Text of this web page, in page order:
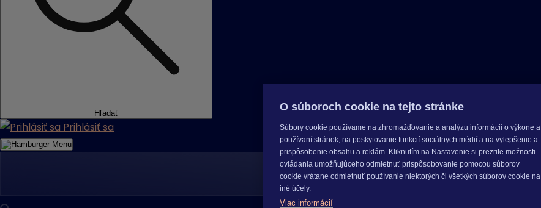
Hľadať
Prihlásiť sa
Menu
O súboroch cookie na tejto stránke
Súbory cookie používame na zhromažďovanie a analýzu informácií o výkone a
používaní stránok, na poskytovanie funkcií sociálnych médií a na vylepšenie a
prispôsobenie obsahu a reklám. Kliknutím na Nastavenie si prezrite možnosti
ovládania umožňujúceho odmietnuť prispôsobovanie pomocou súborov
cookie vrátane odmietnuť používanie niektorých či všetkých súborov cookie na
iné účely.
Viac informácií